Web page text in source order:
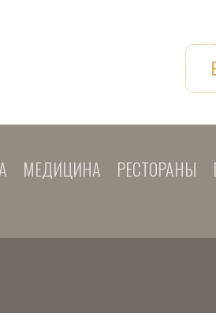
МЕДИЦИНА РЕСТОРАНЫ